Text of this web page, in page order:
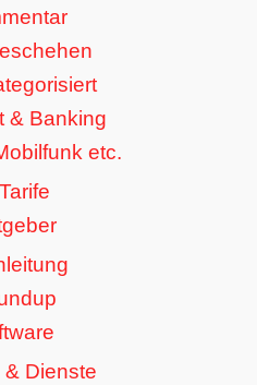
& Banking
etc.
Tarife
Dienste